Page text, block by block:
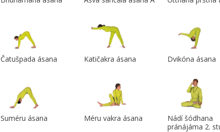
Čatušpada ásana Katičakra ásana Dvikóna ásana
Suméru ásana Méru vakra ásana
Nádí šódhana
pránájáma 2.